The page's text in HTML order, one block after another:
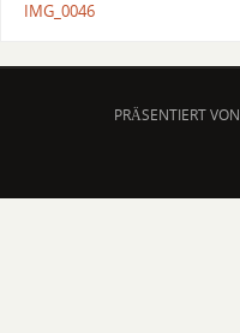
IMG_0046
PRÄSENTIERT VON